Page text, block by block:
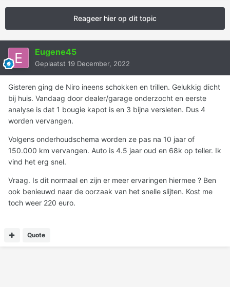
Reageer hier op dit topic
Eugene45
Geplaatst 19 December, 2022
Gisteren ging de Niro ineens schokken en trillen. Gelukkig dicht
bij huis. Vandaag door dealer/garage onderzocht en eerste
analyse is dat 1 bougie kapot is en 3 bijna versleten. Dus 4
worden vervangen.
Volgens onderhoudschema worden ze pas na 10 jaar of
150.000 km vervangen. Auto is 4.5 jaar oud en 68k op teller. Ik
vind het erg snel.
Vraag. Is dit normaal en zijn er meer ervaringen hiermee ? Ben
ook benieuwd naar de oorzaak van het snelle slijten. Kost me
toch weer 220 euro.
Quote